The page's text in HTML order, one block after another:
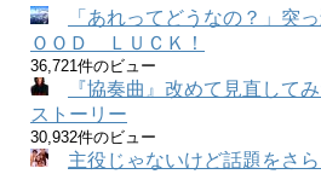
「あれってどうなの？」突
ＯＯＤ ＬＵＣＫ！
36,721件のビュー
『協奏曲』改めて見直して
ストーリー
30,932件のビュー
主役じゃないけど話題をさ